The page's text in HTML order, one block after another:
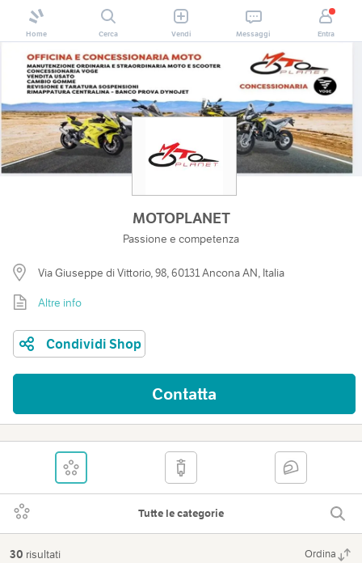
Home Cerca Vendi Messaggi Entra
MOTOPLANET
Passione e competenza
Via Giuseppe di Vittorio, 98, 60131 Ancona AN, Italia
Altre info
Condividi Shop
Contatta
Tutte le categorie
30 risultati Ordina